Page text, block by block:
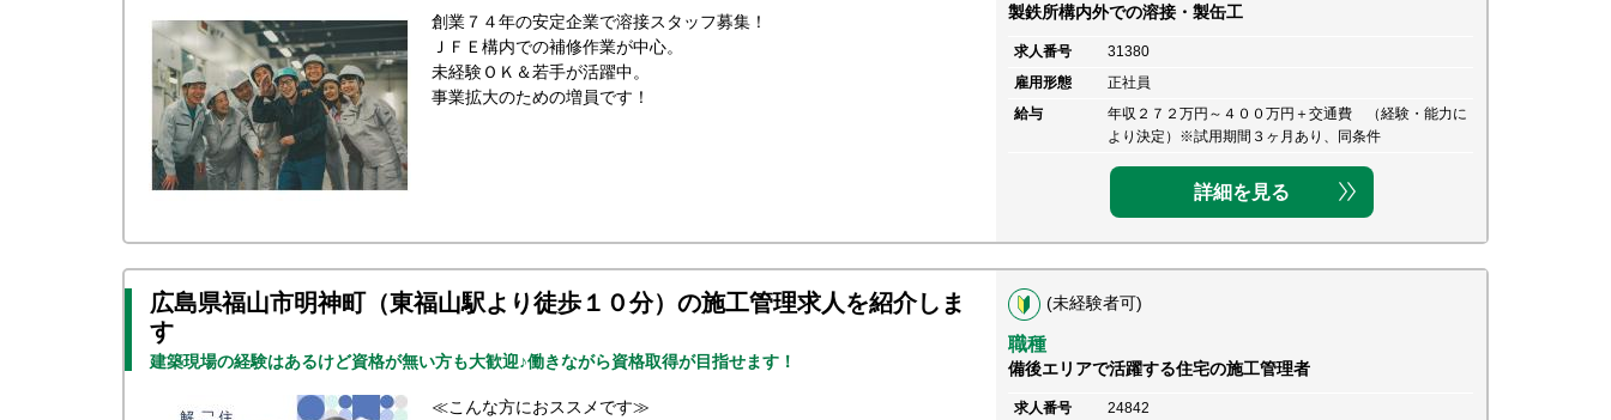
創業７４年の安定企業で溶接スタッフ募集！
ＪＦＥ構内での補修作業が中心。
未経験ＯＫ＆若手が活躍中。
事業拡大のための増員です！
製鉄所構内外での溶接・製缶工
求人番号
31380
雇用形態
正社員
給与
年収２７２万円～４００万円＋交通費 （経験・能力に
より決定）※試用期間３ヶ月あり、同条件
詳細を見る
広島県福山市明神町（東福山駅より徒歩１０分）の施工管理求人を紹介しま
す
建築現場の経験はあるけど資格が無い方も大歓迎♪働きながら資格取得が目指せます！
≪こんな方におススメです≫
(未経験者可)
職種
備後エリアで活躍する住宅の施工管理者
求人番号
24842